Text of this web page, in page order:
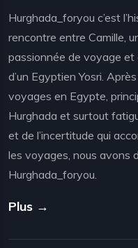
Hurghada_foryou c’est
rencontre entre Camille,
passionnée de voyage
d’un Egyptien Yosri.
voyages en Egypte,
Hurghada et surtout
et de l’incertitude qui
les voyages, nous avons
Hurghada_foryou.
Plus →